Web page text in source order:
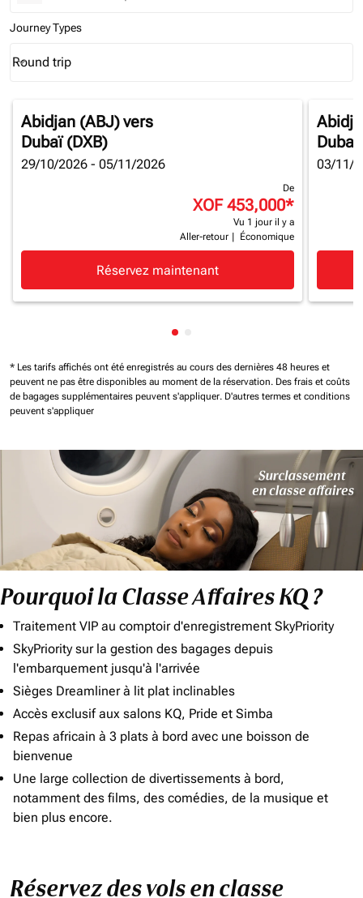
Journey Types
Journey Types option Round trip Selected
Round trip
keyboard_arrow_down
Abidjan (ABJ)vers
Dubaï (DXB)
29/10/2026 - 05/11/2026
De
XOF 453,000*
Vu 1 jour il y a
Aller-retour
Économique
Réservez maintenant
Dubaï
03/11/
Affichage de cmp-pagination-
* Les tarifs affichés ont été enregistrés au cours des dernières 48 heures et
peuvent ne pas être disponibles au moment de la réservation. Des frais et coûts
de bagages supplémentaires peuvent s'appliquer. D'autres termes et conditions
peuvent s'appliquer
Pourquoi la Classe Affaires KQ ?
Traitement VIP au comptoir d'enregistrement SkyPriority
SkyPriority sur la gestion des bagages depuis
l'embarquement jusqu'à l'arrivée
Sièges Dreamliner à lit plat inclinables
Accès exclusif aux salons KQ, Pride et Simba
Repas africain à 3 plats à bord avec une boisson de
bienvenue
Une large collection de divertissements à bord,
notamment des films, des comédies, de la musique et
bien plus encore.
Réservez des vols en classe